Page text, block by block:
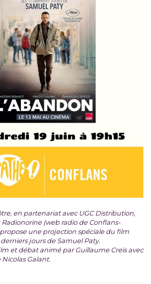
en partenariat avec UGC Distribution,
(web radio de Conflans-
une projection spéciale du film
derniers jours de Samuel Paty.
et débat animé par Guillaume Creis avec
Galant.